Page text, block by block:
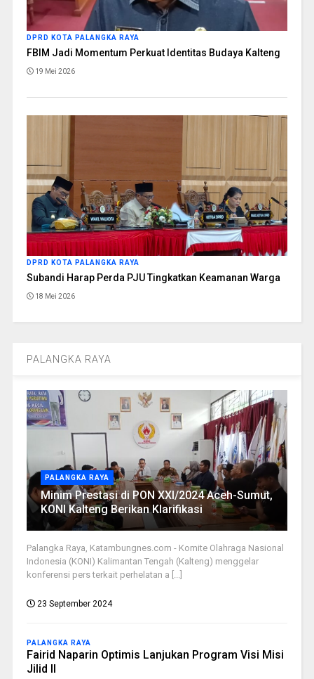
DPRD KOTA PALANGKA RAYA
FBIM Jadi Momentum Perkuat Identitas Budaya Kalteng
19 Mei 2026
DPRD KOTA PALANGKA RAYA
Subandi Harap Perda PJU Tingkatkan Keamanan Warga
18 Mei 2026
PALANGKA RAYA
PALANGKA RAYA
Minim Prestasi di PON XXI/2024 Aceh-Sumut,
KONI Kalteng Berikan Klarifikasi
Palangka Raya, Katambungnes.com - Komite Olahraga Nasional
Indonesia (KONI) Kalimantan Tengah (Kalteng) menggelar
konferensi pers terkait perhelatan a [...]
23 September 2024
PALANGKA RAYA
Fairid Naparin Optimis Lanjukan Program Visi Misi
Jilid II